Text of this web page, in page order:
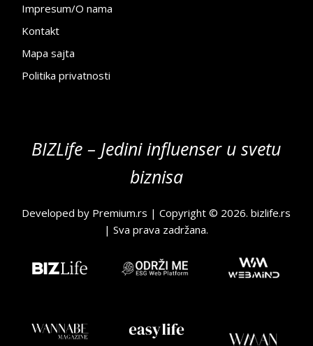
Impresum/O nama
Kontakt
Mapa sajta
Politika privatnosti
BIZLife – Jedini influenser u svetu
biznisa
Developed by Premium.rs | Copyright © 2026.bizlife.rs
| Sva prava zadržana.